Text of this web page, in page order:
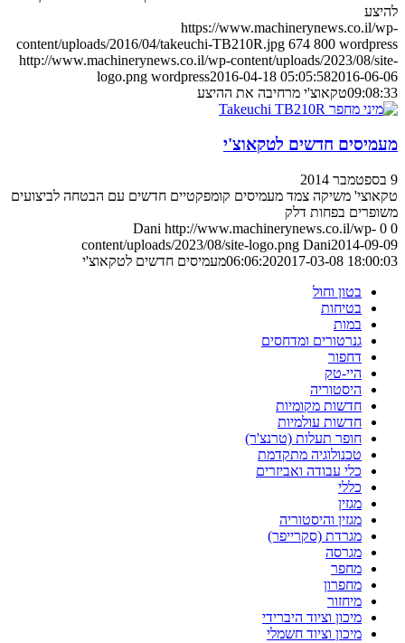
להיצע
https://www.machinerynews.co.il/wp-
content/uploads/2016/04/takeuchi-TB210R.jpg 674 800 wordpress
http://www.machinerynews.co.il/wp-content/uploads/2023/08/site-
logo.png wordpress2016-04-18 05:05:582016-06-06
09:08:33טקאוצ'י מרחיבה את ההיצע
מעמיסים חדשים לטקאוצ'י
9 בספטמבר 2014
טקאוצי' משיקה צמד מעמיסים קומפקטיים חדשים עם הבטחה לביצועים
משופרים בפחות דלק
0
0
Dani http://www.machinerynews.co.il/wp-
content/uploads/2023/08/site-logo.png Dani2014-09-09
06:06:202017-03-08 18:00:03
מעמיסים חדשים לטקאוצ'י
בטון וחול
בטיחות
במות
גנרטורים ומדחסים
דחפור
היי-טק
היסטוריה
חדשות מקומיות
חדשות עולמיות
חופר תעלות (טרנצ'ר)
טכנולוגיה מתקדמת
כלי עבודה ואביזרים
כללי
מגזין
מגזין והיסטוריה
מגרדת (סקרייפר)
מגרסה
מחפר
מחפרון
מיחזור
מיכון וציוד היברידי
מיכון וציוד חשמלי